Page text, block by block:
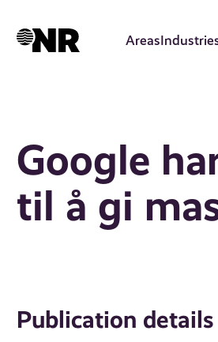
Areas
Google
til å gi
Publication details